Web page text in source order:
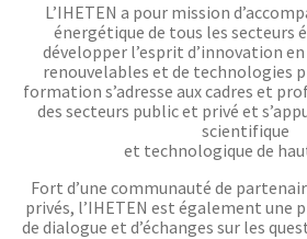
L’IHETEN a pour mission
énergétique de tous les secteurs
développer l’esprit d’innovation
renouvelables et de technologies
formation s’adresse aux cadres et
des secteurs public et privé et
scientifique
et technologique de
Fort d’une communauté de
privés, l’IHETEN est également
de dialogue et d’échanges sur les